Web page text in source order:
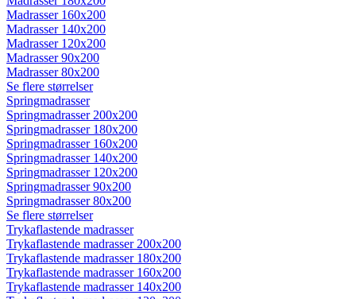
Madrasser 160x200
Madrasser 140x200
Madrasser 120x200
Madrasser 90x200
Madrasser 80x200
Se flere størrelser
Springmadrasser
Springmadrasser 200x200
Springmadrasser 180x200
Springmadrasser 160x200
Springmadrasser 140x200
Springmadrasser 120x200
Springmadrasser 90x200
Springmadrasser 80x200
Se flere størrelser
Trykaflastende madrasser
Trykaflastende madrasser 200x200
Trykaflastende madrasser 180x200
Trykaflastende madrasser 160x200
Trykaflastende madrasser 140x200